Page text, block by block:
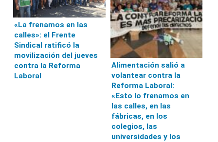
«La frenamos en las
calles»: el Frente
Sindical ratificó la
movilización del jueves
contra la Reforma
Laboral
Alimentación salió a
volantear contra la
Reforma Laboral:
«Esto lo frenamos en
las calles, en las
fábricas, en los
colegios, las
universidades y los